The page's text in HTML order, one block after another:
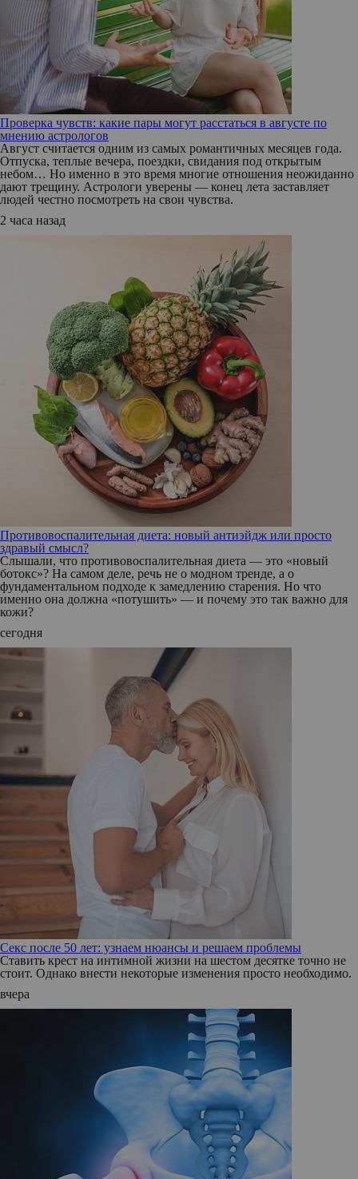
Проверка чувств: какие пары могут расстаться в августе по
мнению астрологов
Август считается одним из самых романтичных месяцев года.
Отпуска, теплые вечера, поездки, свидания под открытым
небом… Но именно в это время многие отношения неожиданно
дают трещину. Астрологи уверены — конец лета заставляет
людей честно посмотреть на свои чувства.
2 часа назад
Противовоспалительная диета: новый антиэйдж или просто
здравый смысл?
Слышали, что противовоспалительная диета — это «новый
ботокс»? На самом деле, речь не о модном тренде, а о
фундаментальном подходе к замедлению старения. Но что
именно она должна «потушить» — и почему это так важно для
кожи?
сегодня
Секс после 50 лет: узнаем нюансы и решаем проблемы
Ставить крест на интимной жизни на шестом десятке точно не
стоит. Однако внести некоторые изменения просто необходимо.
вчера